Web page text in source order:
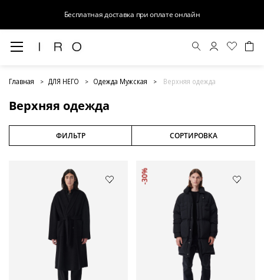
Бесплатная доставка при оплате онлайн
Главная ДЛЯ НЕГО Одежда Мужская Верхняя одежда
Верхняя одежда
ФИЛЬТР СОРТИРОВКА
-30%